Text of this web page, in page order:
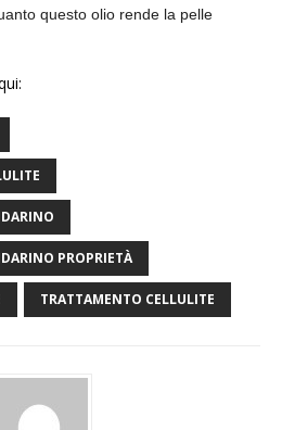
questo olio rende la pelle
PROPRIETÀ
TRATTAMENTO CELLULITE